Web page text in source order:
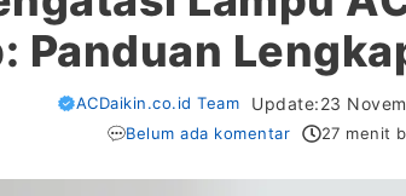
Panduan
ACDaikin.co.id Team Update:23
Belum ada komentar 27 menit